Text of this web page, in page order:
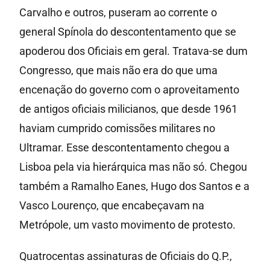
Carvalho e outros, puseram ao corrente o
general Spínola do descontentamento que se
apoderou dos Oficiais em geral. Tratava-se dum
Congresso, que mais não era do que uma
encenação do governo com o aproveitamento
de antigos oficiais milicianos, que desde 1961
haviam cumprido comissões militares no
Ultramar. Esse descontentamento chegou a
Lisboa pela via hierárquica mas não só. Chegou
também a Ramalho Eanes, Hugo dos Santos e a
Vasco Lourenço, que encabeçavam na
Metrópole, um vasto movimento de protesto.
Quatrocentas assinaturas de Oficiais do Q.P.,